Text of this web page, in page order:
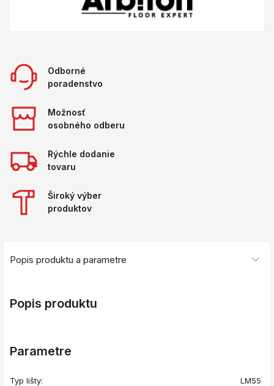
Odborné
poradenstvo
Možnosť
osobného odberu
Rýchle dodanie
tovaru
Široký výber
produktov
Popis produktu a parametre
Popis produktu
Parametre
Typ lišty: LM55